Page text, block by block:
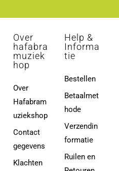
Over
hafabra
muziek
hop
Over
Hafabram
uziekshop
Contact
gegevens
Klachten
Help &
Informa
tie
Bestellen
Betaalmet
hode
Verzendin
formatie
Ruilen en